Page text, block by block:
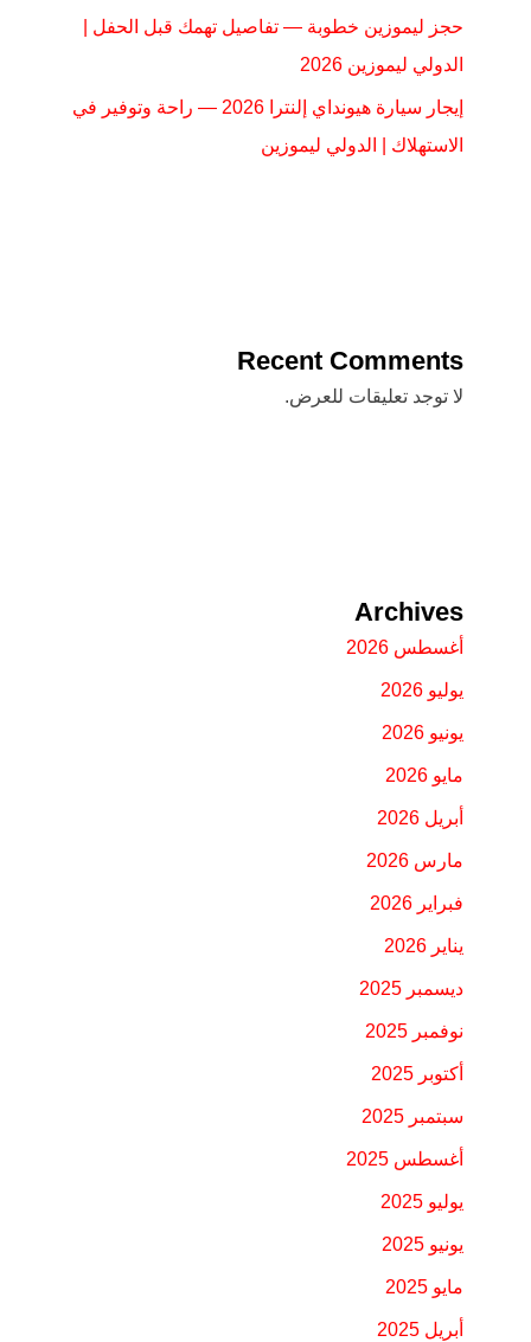
حجز ليموزين خطوبة — تفاصيل تهمك قبل الحفل |
الدولي ليموزين 2026
إيجار سيارة هيونداي إلنترا 2026 — راحة وتوفير في
الاستهلاك | الدولي ليموزين
Recent Comments
لا توجد تعليقات للعرض.
Archives
أغسطس 2026
يوليو 2026
يونيو 2026
مايو 2026
أبريل 2026
مارس 2026
فبراير 2026
يناير 2026
ديسمبر 2025
نوفمبر 2025
أكتوبر 2025
سبتمبر 2025
أغسطس 2025
يوليو 2025
يونيو 2025
مايو 2025
أبريل 2025